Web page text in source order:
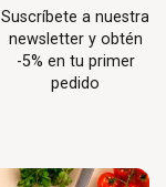
Suscríbete a nuestra
newsletter y obtén
-5% en tu primer
pedido